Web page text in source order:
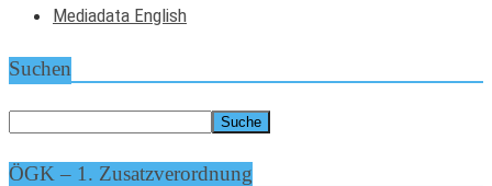
Mediadata English
Suchen
ÖGK – 1. Zusatzverordnung